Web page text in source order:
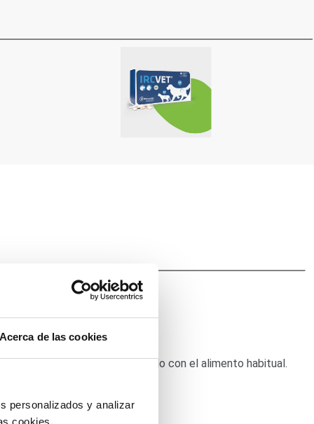
Acerca de las cookies
personalizados y analizar
cookies.
se prefiere trocearlo y mezclarlo con el alimento habitual.
permanente al agua.